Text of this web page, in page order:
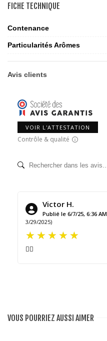
FICHE TECHNIQUE
Contenance
Particularités Arômes
Avis clients
VOIR L'ATTESTATION
Contrôle & qualité
Victor H.
Publié le 6/7/25, 6:36 AM
3/29/2025)
👌🏻
VOUS POURRIEZ AUSSI AIMER